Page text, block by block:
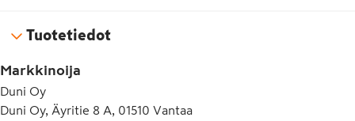
Tuotetiedot
Markkinoija
Duni Oy
Duni Oy, Äyritie 8 A, 01510 Vantaa